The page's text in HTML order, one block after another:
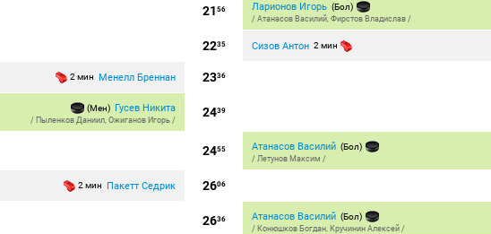
21 56 Ларионов Игорь (Бол)
/Атанасов Василий,Фирстов Владислав /
2235 Сизов Антон 2 мин
2336
2 мин Менелл Бреннан
2439
(Мен) Гусев Никита
/ Пыленков Даниил,Ожиганов Игорь /
2455 Атанасов Василий (Бол)
/Летунов Максим /
2606
2 мин Пакетт Седрик
2636 Атанасов Василий (Бол)
/ Конюшков Богдан, Кручинин Алексей /